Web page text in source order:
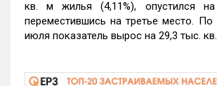
кв. м жилья (4,11%), опустился
переместившись на третье место.
июля показатель вырос на 29,3 тыс.